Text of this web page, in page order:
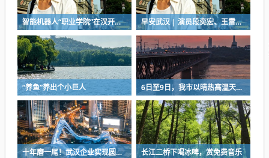
智能机器人“职业学院”在汉开学，教材就是人类的一举一动 早安武汉 | 演员段奕宏、王雷，在武汉获聘
“养鱼”养出个小巨人 6日至9日，我市以晴热高温天气为主
十年磨一尾！武汉企业实现圆口铜鱼规模化繁育 长江二桥下喝冰啤，赏免费音乐